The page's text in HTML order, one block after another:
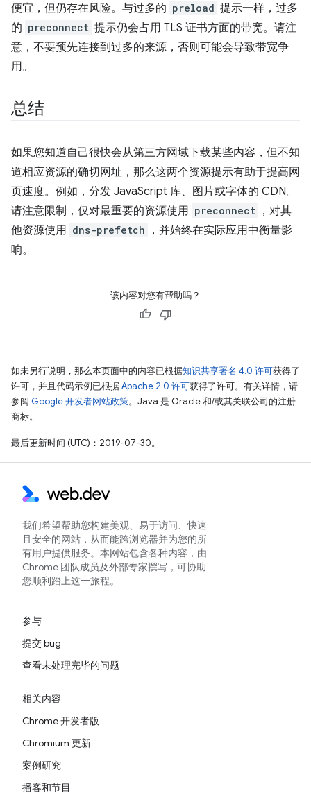
便宜，但仍存在风险。与过多的 preload 提示一样，过多
的 preconnect 提示仍会占用 TLS 证书方面的带宽。请注
意，不要预先连接到过多的来源，否则可能会导致带宽争
用。
总结
如果您知道自己很快会从第三方网域下载某些内容，但不知
道相应资源的确切网址，那么这两个资源提示有助于提高网
页速度。例如，分发 JavaScript 库、图片或字体的 CDN。
请注意限制，仅对最重要的资源使用 preconnect
，对其
他资源使用 dns-prefetch
，并始终在实际应用中衡量影
响。
该内容对您有帮助吗？
如未另行说明，那么本页面中的内容已根据知识共享署名 4.0 许可获得了
许可，并且代码示例已根据Apache 2.0 许可获得了许可。有关详情，请
参阅 Google 开发者网站政策。Java 是 Oracle 和/或其关联公司的注册
商标。
最后更新时间 (UTC)：2019-07-30。
我们希望帮助您构建美观、易于访问、快速
且安全的网站，从而能跨浏览器并为您的所
有用户提供服务。本网站包含各种内容，由
Chrome 团队成员及外部专家撰写，可协助
您顺利踏上这一旅程。
参与
提交 bug
查看未处理完毕的问题
相关内容
Chrome 开发者版
Chromium 更新
案例研究
播客和节目